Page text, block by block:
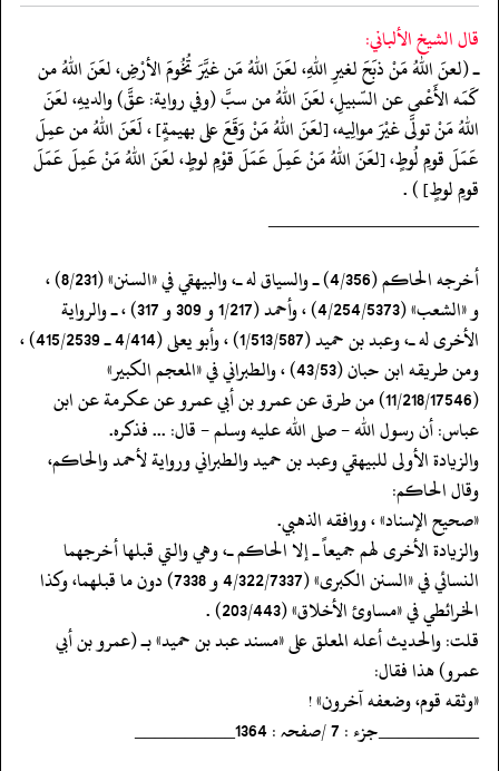
قال الشيخ الألباني:
ـ (لعنَ اللهُ مَنْ ذبَحَ لغيرِ اللهِ، لعَنَ اللهُ مَن غيَّرَ تُخُومَ الأرْضِ، لعَنَ اللهُ من
كَمَه الأَعْمى عن السّبيلِ، لعَنَ اللهُ من سبَّ (وفي رواية: عقَّ) والديهِ، لعَنَ
اللهُ مَنْ تولَّى غيْرَ موالِيه، [لعَنَ اللهُ مَنْ وَقَعَ على بهيمةٍ] ، لَعَنَ اللهُ من عمِلَ
عَمَلَ قومِ لُوطٍ، [لعَنَ اللهُ مَنْ عَمِلَ عَمَلَ قوْمِ لوطٍ، لعَنَ اللهُ مَنْ عَمِلَ عَمَلَ
قومِ لوطٍ] ) .
‏‏‏‏_____________________
‏‏‏‏أخرجه الحاكم (4/356) ـ والسياق له ـ، والبيهقي في «السنن» (8/231) ،
‏‏‏‏و «الشعب» (4/254/5373) ، وأحمد (1/217 و 309 و 317) ، ـ والرواية
الأخرى له ـ، وعبد بن حميد (1/513/587) ، وأبو يعلى (4/414 ـ 415/2539) ،
ومن طريقه ابن حبان (43/53) ، والطبراني في «المعجم الكبير»
(11/218/17546) من طرق عن عمرو بن أبي عمرو عن عكرمة عن ابن
عباس: أن رسول الله - صلى الله عليه وسلم - قال: ... فذكره.
‏‏‏‏والزيادة الأولى للبيهقي وعبد بن حميد والطبراني ورواية لأحمد والحاكم،
وقال الحاكم:
‏‏‏‏«صحيح الإسناد» ، ووافقه الذهبي.
‏‏‏‏والزيادة الأخرى لهم جميعاً ـ إلا الحاكم ـ، وهي والتي قبلها أخرجهما
النسائي في «السنن الكبرى» (4/322/7337 و 7338) دون ما قبلهما، وكذا
الخرائطي في «مساوئ الأخلاق» (203/443) .
‏‏‏‏قلت: والحديث أعله المعلق على «مسند عبد بن حميد» بـ (عمرو بن أبي
عمرو) هذا فقال:
‏‏‏‏«وثقه قوم، وضعفه آخرون» !
‏‏‏‏__________جزء : 7 /صفحہ : 1364__________